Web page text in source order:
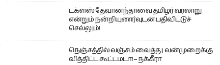
டக்ளஸ் தேவானந்தாவை தமிழர் வரலாறு
என்றும் நன்றியுணர்வுடன் பதிவிட்டுச்
செல்லும்!
நெஞ்சத்தில் வஞ்சம் வைத்து வன்முறைக்கு
வித்திட்ட கூட்டமடா! – நக்கீரா